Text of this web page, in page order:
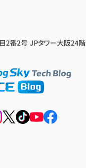
2番2号 JPタワー大阪24階